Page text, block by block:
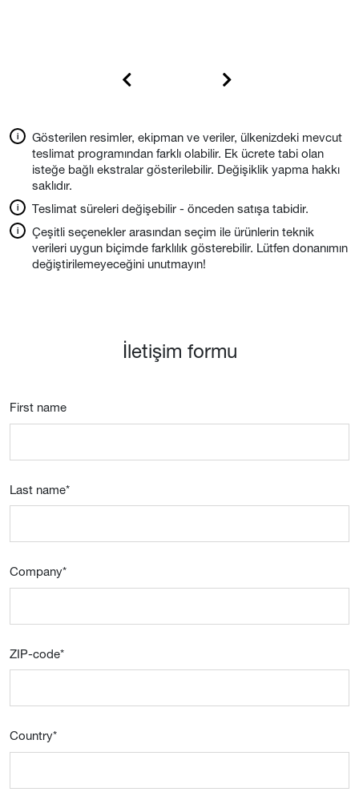
Gösterilen resimler, ekipman ve veriler, ülkenizdeki mevcut
teslimat programından farklı olabilir. Ek ücrete tabi olan
isteğe bağlı ekstralar gösterilebilir. Değişiklik yapma hakkı
saklıdır.
Teslimat süreleri değişebilir - önceden satışa tabidir.
Çeşitli seçenekler arasından seçim ile ürünlerin teknik
verileri uygun biçimde farklılık gösterebilir. Lütfen donanımın
değiştirilemeyeceğini unutmayın!
İletişim formu
First name
Last name*
Company*
ZIP-code*
Country*